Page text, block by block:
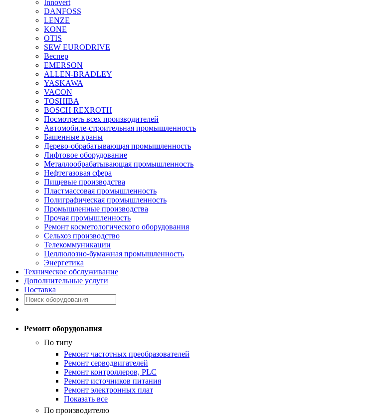
Innovert
DANFOSS
LENZE
KONE
OTIS
SEW EURODRIVE
Веспер
EMERSON
ALLEN-BRADLEY
YASKAWA
VACON
TOSHIBA
BOSCH REXROTH
Посмотреть всех производителей
Автомобиле-строительная промышленность
Башенные краны
Дерево-обрабатывающая промышленность
Лифтовое оборудование
Металлообрабатывающая промышленность
Нефтегазовая сфера
Пищевые производства
Пластмассовая промышленность
Полиграфическая промышленность
Промышленные производства
Прочая промышленность
Ремонт косметологического оборудования
Сельхоз производство
Телекоммуникации
Целлюлозно-бумажная промышленность
Энергетика
Техническое обслуживание
Дополнительные услуги
Поставка
Ремонт оборудования
По типу
Ремонт частотных преобразователей
Ремонт серводвигателей
Ремонт контроллеров, PLC
Ремонт источников питания
Ремонт электронных плат
Показать все
По производителю